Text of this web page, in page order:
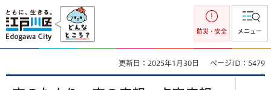
江戸川区
防災・安全 メニュー
更新日：2025年1月30日 ページID：5479